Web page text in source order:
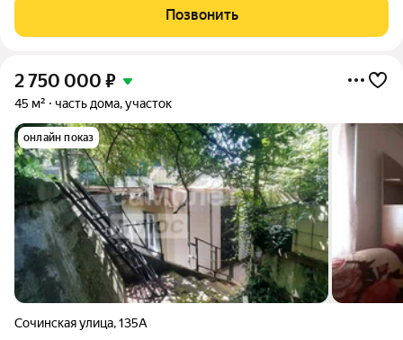
панорамы. Дом расположен в экологически чистой зоне, на не
подтопляемой территории, что гарантирует
Позвонить
2 750 000 ₽
45 м² часть дома, участок
онлайн показ
Сочинская улица,135А